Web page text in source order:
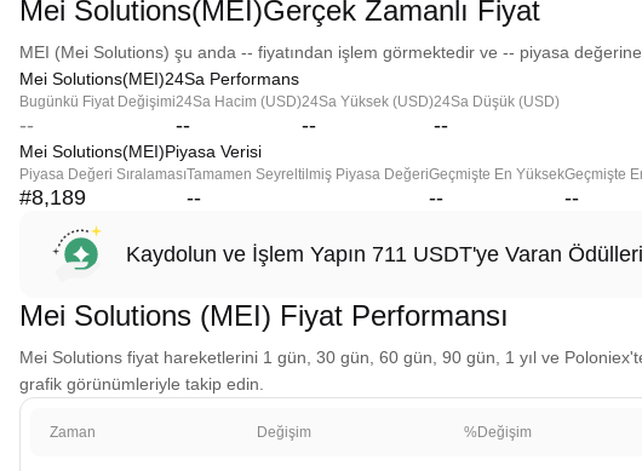
Mei Solutions(MEI)Gerçek Zamanlı Fiyat
MEI (Mei Solutions) şu anda -- fiyatından işlem görmektedir ve -- piyasa
Mei Solutions(MEI)24Sa Performans
Bugünkü Fiyat Değişimi
--
24Sa Hacim (USD)
--
24Sa Yüksek (USD)
--
24Sa Düşük (USD)
--
Mei Solutions(MEI)Piyasa Verisi
Piyasa Değeri Sıralaması
#8,189
Tamamen Seyreltilmiş Piyasa Değeri
--
Geçmişte En Yüksek
--
Geçmişte
--
Kaydolun ve İşlem Yapın 711 USDT'ye Varan
Mei Solutions (MEI) Fiyat Performansı
Mei Solutions fiyat hareketlerini 1 gün, 30 gün, 60 gün, 90 gün, 1 yıl ve
grafik görünümleriyle takip edin.
Zaman Değişim %Değişim